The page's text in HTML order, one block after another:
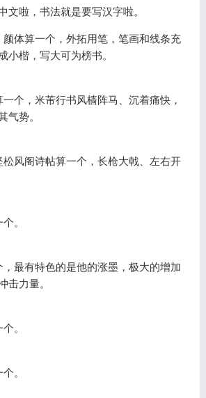
文啦，书法就是要写汉字啦。
颜体算一个，外拓用笔，笔画和线条充
小楷，写大可为榜书。
个，米芾行书风樯阵马、沉着痛快，
气势。
风阁诗帖算一个，长枪大戟、左右开
。
最有特色的是他的涨墨，极大的增加
击力量。
。
。